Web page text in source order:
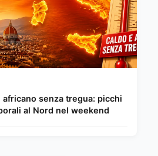
africano senza tregua: picchi
al Nord nel weekend